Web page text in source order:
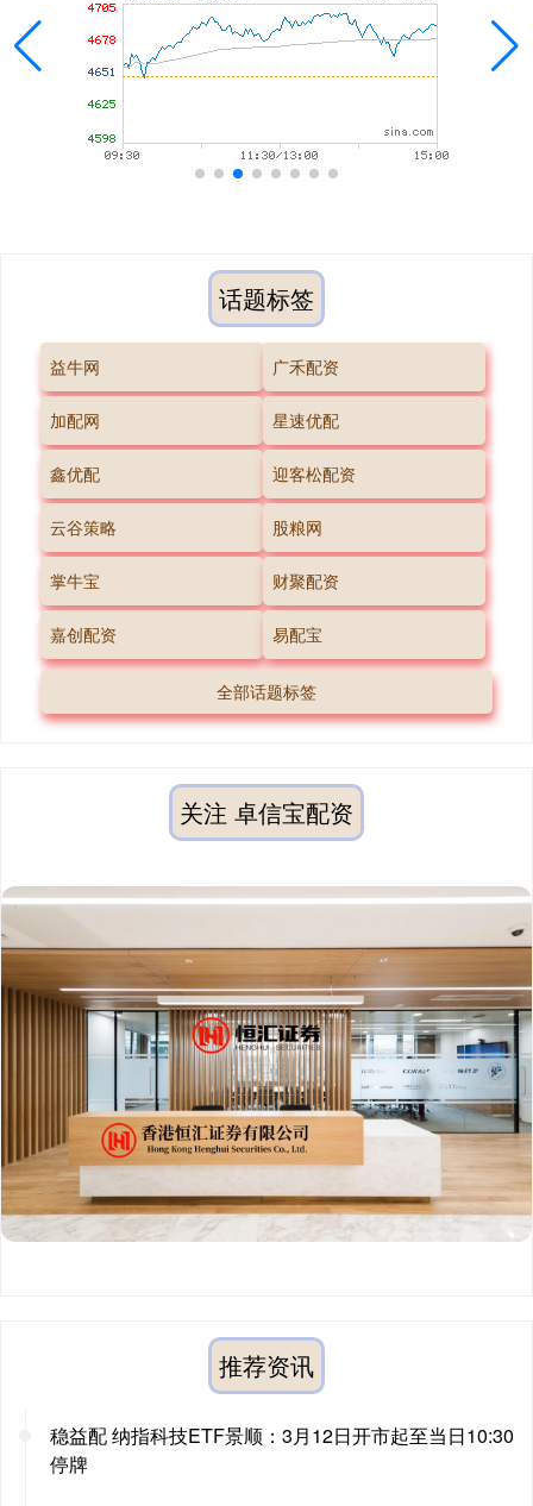
话题标签
益牛网 广禾配资
加配网 星速优配
鑫优配 迎客松配资
云谷策略 股粮网
掌牛宝 财聚配资
嘉创配资 易配宝
全部话题标签
关注 卓信宝配资
推荐资讯
稳益配 纳指科技ETF景顺：3月12日开市起至当日10:30
停牌